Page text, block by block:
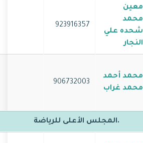
معين
محمد
شحده علي
النجار
923916357
محمد أحمد
محمد غراب
906732003
.المجلس الأعلى للرياضة